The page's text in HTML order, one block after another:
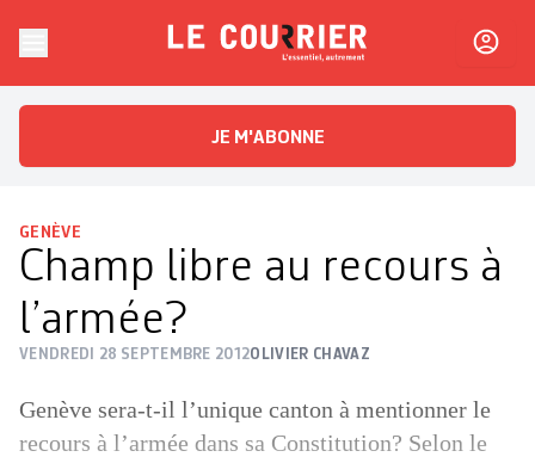
Le CourrierL'essentiel, autrement
JE M'ABONNE
GENÈVE
Champ libre au recours à
l’armée?
VENDREDI 28 SEPTEMBRE 2012OLIVIER CHAVAZ
Genève sera-t-il l’unique canton à mentionner le
recours à l’armée dans sa Constitution? Selon le